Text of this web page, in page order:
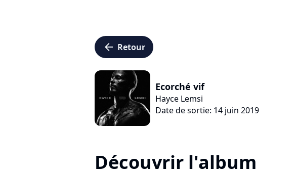
arrow_left Retour
Ecorché vif
Hayce Lemsi
Date de sortie: 14 juin 2019
Découvrir l'album